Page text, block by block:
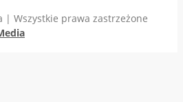
| Wszystkie prawa zastrzeżone